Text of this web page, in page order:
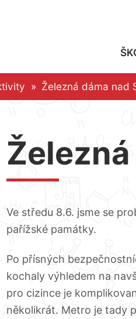
» Železná dáma nad
Ve středu 8.6. jsme se
pařížské památky.
Po přísných
kochaly výhledem na
pro cizince je
několikrát. Metro je tady